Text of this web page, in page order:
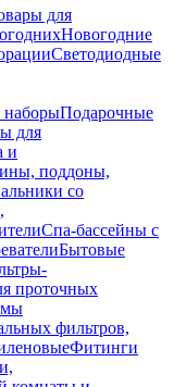
для
Новогодние
Светодиодные
наборыПодарочные
для
и
поддоны,
со
Спа-бассейны с
Бытовые
проточных
фильтров,
Фитинги